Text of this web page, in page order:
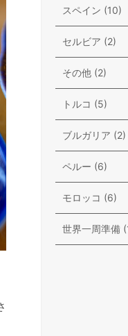
スペイン (10)
セルビア (2)
その他 (2)
トルコ (5)
ブルガリア (2)
ペルー (6)
モロッコ (6)
世界一周準備